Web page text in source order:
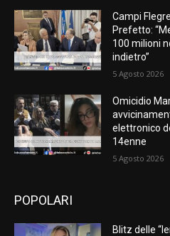
Campi
Prefetto:
100 milioni
indietro”
5 Agosto 2026
Omicidio
elettronico
14enne
5 Agosto 2026
POPOLARI
Blitz delle